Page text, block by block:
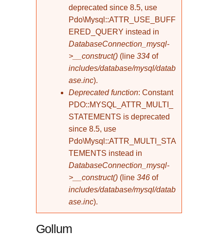
deprecated since 8.5, use
Pdo\Mysql::ATTR_USE_BUFF
ERED_QUERY instead in
DatabaseConnection_mysql-
>__construct() (line 334 of
includes/database/mysql/datab
ase.inc).
Deprecated function: Constant
PDO::MYSQL_ATTR_MULTI_
STATEMENTS is deprecated
since 8.5, use
Pdo\Mysql::ATTR_MULTI_STA
TEMENTS instead in
DatabaseConnection_mysql-
>__construct() (line 346 of
includes/database/mysql/datab
ase.inc).
Gollum